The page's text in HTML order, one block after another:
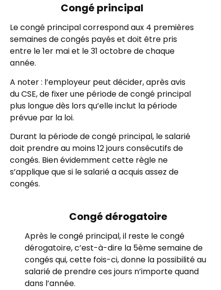
Congé principal
Le congé principal correspond aux 4 premières
semaines de congés payés et doit être pris
entre le 1er mai et le 31 octobre de chaque
année.
A noter : l’employeur peut décider, après avis
du CSE, de fixer une période de congé principal
plus longue dès lors qu’elle inclut la période
prévue par la loi.
Durant la période de congé principal, le salarié
doit prendre au moins 12 jours consécutifs de
congés. Bien évidemment cette règle ne
s’applique que si le salarié a acquis assez de
congés.
Congé dérogatoire
Après le congé principal, il reste le congé
dérogatoire, c’est-à-dire la 5ème semaine de
congés qui, cette fois-ci, donne la possibilité au
salarié de prendre ces jours n’importe quand
dans l’année.